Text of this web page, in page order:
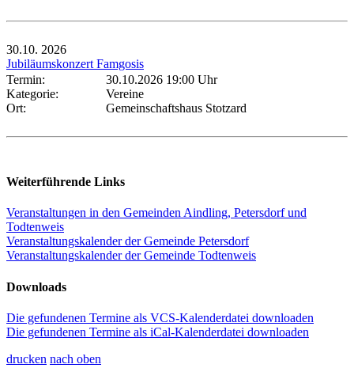
30.10. 2026
Jubiläumskonzert Famgosis
Termin:
30.10.2026 19:00 Uhr
Kategorie:
Vereine
Ort:
Gemeinschaftshaus Stotzard
Weiterführende Links
Veranstaltungen in den Gemeinden Aindling, Petersdorf und
Todtenweis
Veranstaltungskalender der Gemeinde Petersdorf
Veranstaltungskalender der Gemeinde Todtenweis
Downloads
Die gefundenen Termine als VCS-Kalenderdatei downloaden
Die gefundenen Termine als iCal-Kalenderdatei downloaden
drucken nach oben